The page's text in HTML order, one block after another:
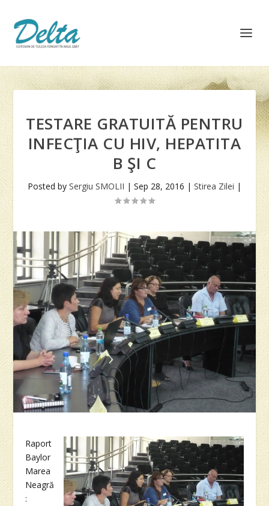
TESTARE GRATUITĂ PENTRU
INFECŢIA CU HIV, HEPATITA
B ŞI C
Posted by Sergiu SMOLII | Sep 28, 2016 | Stirea Zilei |
Raport
Baylor
Marea
Neagră
: